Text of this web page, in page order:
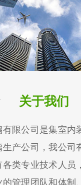
关于我们
有限公司是集室内
产公司，我公司
类专业技术人员
管理团队和体制